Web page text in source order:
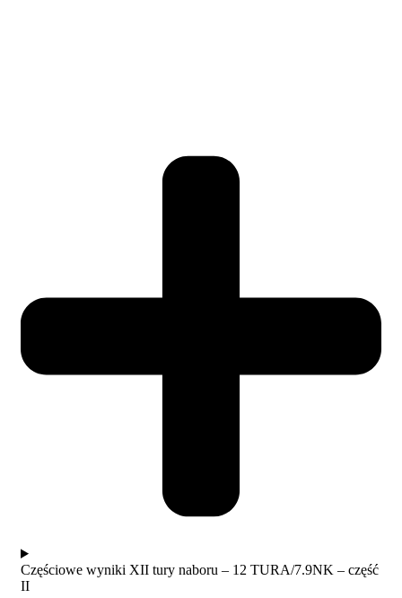
Częściowe wyniki XII tury naboru – 12 TURA/7.9NK – część
II